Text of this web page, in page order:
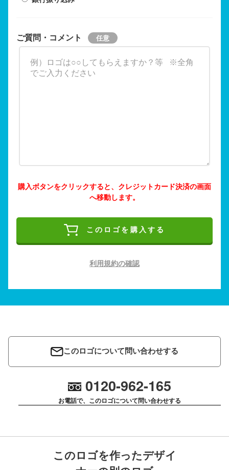
ご質問・コメント
購入ボタンをクリックすると、クレジットカード決済の画面
へ移動します。
このロゴを購入する
利用規約の確認
このロゴについて問い合わせする
0120-962-165
お電話で、このロゴについて問い合わせする
このロゴを作ったデザイ